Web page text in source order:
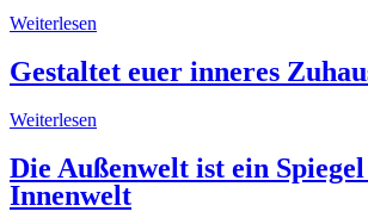
Weiterlesen
Gestaltet euer inneres
Weiterlesen
Die Außenwelt ist ein
Innenwelt